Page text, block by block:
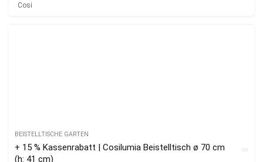
Cosi
BEISTELLTISCHE GARTEN
+ 15 % Kassenrabatt | Cosilumia Beistelltisch ø 70 cm
(h: 41 cm)